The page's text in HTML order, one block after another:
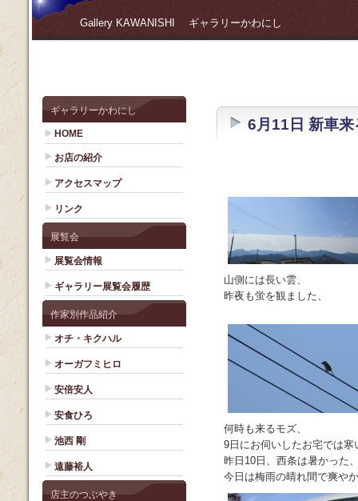
Gallery KAWANISHI ギャラリーかわにし
ギャラリーかわにし
HOME
お店の紹介
アクセスマップ
リンク
展覧会
展覧会情報
ギャラリー展覧会履歴
作家別作品紹介
オチ・キクハル
オーガフミヒロ
安倍安人
安食ひろ
池西 剛
遠藤裕人
店主のつぶやき
6月11日 新車来
山側には長い雲、
昨夜も蛍を観ました、
何時も来るモズ、
9日にお伺いしたお宅では
昨日10日、西条は暑かった
今日は梅雨の晴れ間で爽や